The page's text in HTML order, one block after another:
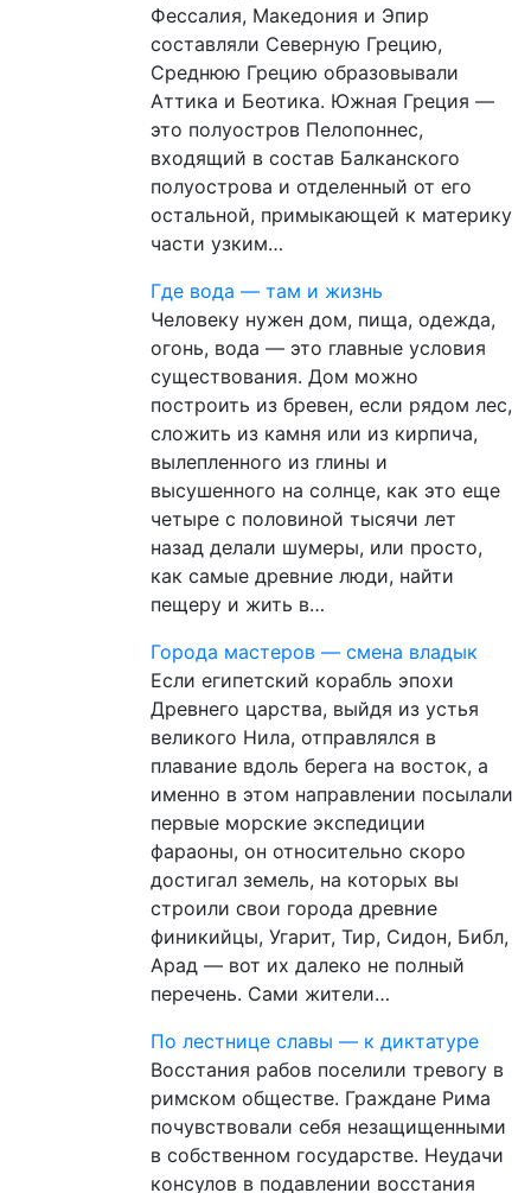
Фессалия, Македония и Эпир
составляли Северную Грецию,
Среднюю Грецию образовывали
Аттика и Беотика. Южная Греция —
это полуостров Пелопоннес,
входящий в состав Балканского
полуострова и отделенный от его
остальной, примыкающей к материку
части узким…
Где вода — там и жизнь
Человеку нужен дом, пища, одежда,
огонь, вода — это главные условия
существования. Дом можно
построить из бревен, если рядом лес,
сложить из камня или из кирпича,
вылепленного из глины и
высушенного на солнце, как это еще
четыре с половиной тысячи лет
назад делали шумеры, или просто,
как самые древние люди, найти
пещеру и жить в…
Города мастеров — смена владык
Если египетский корабль эпохи
Древнего царства, выйдя из устья
великого Нила, отправлялся в
плавание вдоль берега на восток, а
именно в этом направлении посылали
первые морские экспедиции
фараоны, он относительно скоро
достигал земель, на которых вы
строили свои города древние
финикийцы, Угарит, Тир, Сидон, Библ,
Арад — вот их далеко не полный
перечень. Сами жители…
По лестнице славы — к диктатуре
Восстания рабов поселили тревогу в
римском обществе. Граждане Рима
почувствовали себя незащищенными
в собственном государстве. Неудачи
консулов в подавлении восстания